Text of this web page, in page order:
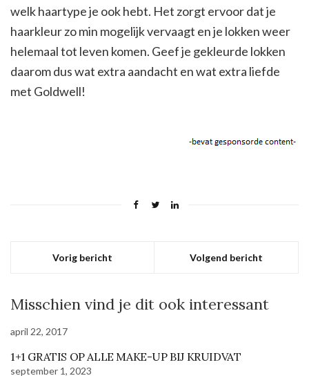
welk haartype je ook hebt. Het zorgt ervoor dat je
haarkleur zo min mogelijk vervaagt en je lokken weer
helemaal tot leven komen. Geef je gekleurde lokken
daarom dus wat extra aandacht en wat extra liefde
met Goldwell!
Vorig bericht Volgend bericht
Misschien vind je dit ook interessant
april 22, 2017
1+1 GRATIS OP ALLE MAKE-UP BIJ KRUIDVAT
september 1, 2023